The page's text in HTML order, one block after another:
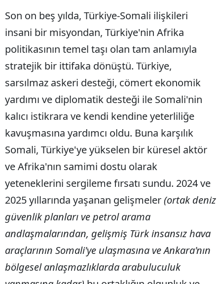
Son on beş yılda, Türkiye-Somali ilişkileri
insani bir misyondan, Türkiye'nin Afrika
politikasının temel taşı olan tam anlamıyla
stratejik bir ittifaka dönüştü. Türkiye,
sarsılmaz askeri desteği, cömert ekonomik
yardımı ve diplomatik desteği ile Somali'nin
kalıcı istikrara ve kendi kendine yeterliliğe
kavuşmasına yardımcı oldu. Buna karşılık
Somali, Türkiye'ye yükselen bir küresel aktör
ve Afrika'nın samimi dostu olarak
yeteneklerini sergileme fırsatı sundu. 2024 ve
2025 yıllarında yaşanan gelişmeler(ortak deniz
güvenlik planları ve petrol arama
andlaşmalarından, gelişmiş Türk insansız hava
araçlarının Somali'ye ulaşmasına ve Ankara'nın
bölgesel anlaşmazlıklarda arabuluculuk